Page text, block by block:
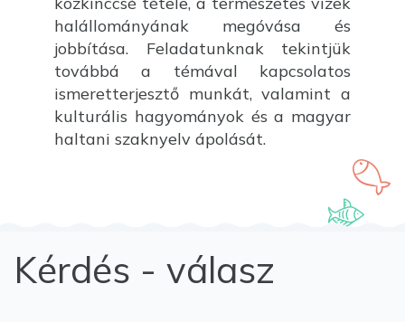
halállományának megóvása és
jobbítása. Feladatunknak tekintjük
továbbá a témával kapcsolatos
ismeretterjesztő munkát, valamint a
kulturális hagyományok és a magyar
haltani szaknyelv ápolását.
Kérdés - válasz